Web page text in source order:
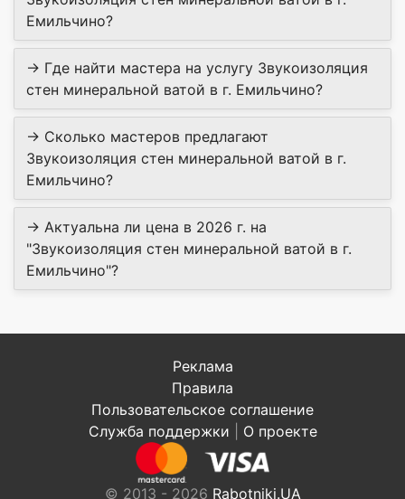
Емильчино?
→ Где найти мастера на услугу Звукоизоляция
стен минеральной ватой в г. Емильчино?
→ Сколько мастеров предлагают
Звукоизоляция стен минеральной ватой в г.
Емильчино?
→ Актуальна ли цена в 2026 г. на
"Звукоизоляция стен минеральной ватой в г.
Емильчино"?
Реклама
Правила
Пользовательское соглашение
Служба поддержки
О проекте
© 2013 - 2026 Rabotniki.UA